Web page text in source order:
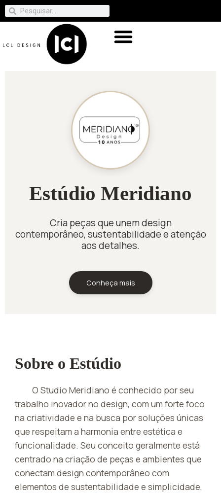
Estúdio Meridiano
Cria peças que unem design
contemporâneo, sustentabilidade e atenção
aos detalhes.
Conheça mais
Sobre o Estúdio
O Studio Meridiano é conhecido por seu
trabalho inovador no design, com um forte foco
na criatividade e na busca por soluções únicas
que respeitam a harmonia entre estética e
funcionalidade. Seu conceito geralmente está
centrado na criação de peças e ambientes que
conectam design contemporâneo com
elementos de sustentabilidade e simplicidade,